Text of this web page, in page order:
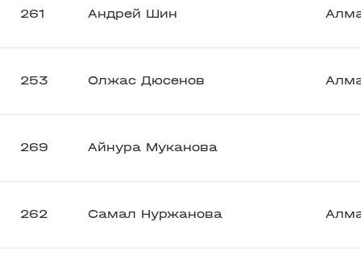
261 Андрей Шин
253 Олжас Дюсенов
269 Айнура Муканова
262 Самал Нуржанова